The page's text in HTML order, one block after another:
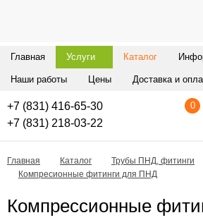
Главная Услуги Каталог
Наши работы Цены Доставка и
+7 (831) 416-65-30
+7 (831) 218-03-22
0
Главная Каталог
Трубы ПНД, фитинги
Компресионные фитинги для ПНД
Компрессионные